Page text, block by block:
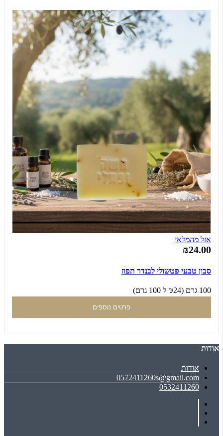
אזל מהמלאי
₪24.00
סבון טבעי פטשולי לבנדר תפוז
100 גרם (₪24 ל 100 גרם)
פרטים נוספים
אודות
אודות
0572411260s@gmail.com
0532411260